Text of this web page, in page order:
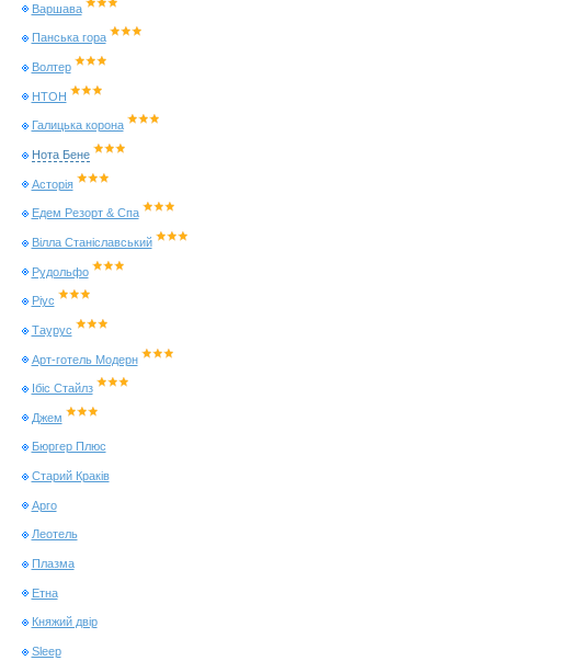
Варшава
Панська гора
Волтер
НТОН
Галицька корона
Нота Бене
Асторія
Едем Резорт & Спа
Вілла Станіславський
Рудольфо
Ріус
Tаурус
Арт-готель Модерн
Ібіс Стайлз
Джем
Бюргер Плюс
Старий Краків
Арго
Леотель
Плазма
Етна
Княжий двір
Sleep